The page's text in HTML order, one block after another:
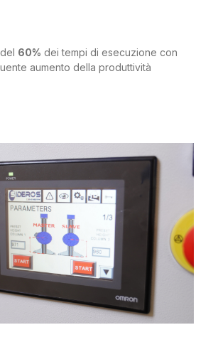
60% dei tempi di esecuzione con
aumento della produttività